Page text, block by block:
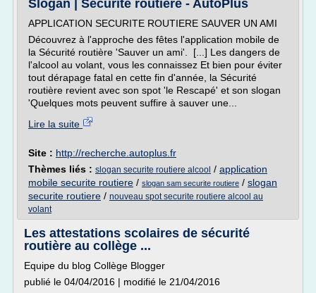
Slogan | Sécurité routière - AutoPlus
APPLICATION SECURITE ROUTIERE SAUVER UN AMI
Découvrez à l'approche des fêtes l'application mobile de
la Sécurité routière 'Sauver un ami'. [...] Les dangers de
l'alcool au volant, vous les connaissez Et bien pour éviter
tout dérapage fatal en cette fin d'année, la Sécurité
routière revient avec son spot 'le Rescapé' et son slogan
'Quelques mots peuvent suffire à sauver une...
Lire la suite
Site : http://recherche.autoplus.fr
Thèmes liés : slogan securite routiere alcool / application
mobile securite routiere / slogan sam securite routiere / slogan
securite routiere / nouveau spot securite routiere alcool au
volant
Les attestations scolaires de sécurité
routière au collège ...
Equipe du blog Collège Blogger
publié le 04/04/2016 | modifié le 21/04/2016